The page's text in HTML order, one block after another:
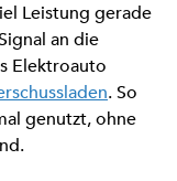
Leistung gerade
an die
Elektroauto
. So
genutzt, ohne